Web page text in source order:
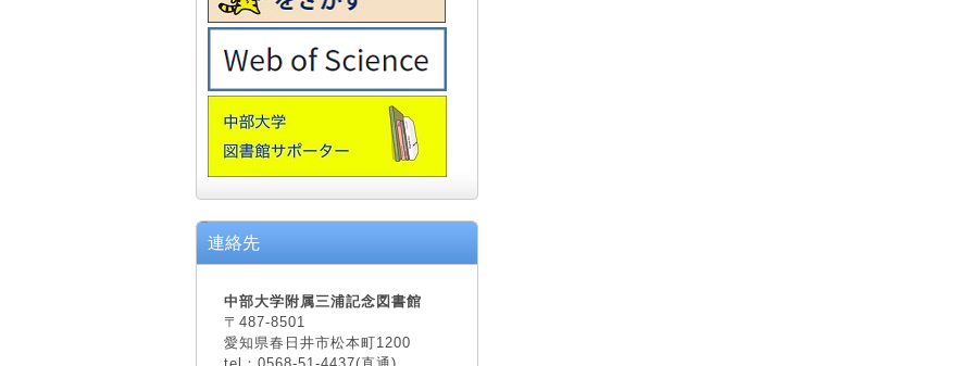
連絡先
中部大学附属三浦記念図書館
〒487-8501
愛知県春日井市松本町1200